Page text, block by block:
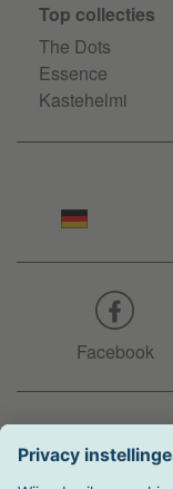
Top collecties
The Dots
Essence
Kastehelmi
Facebook